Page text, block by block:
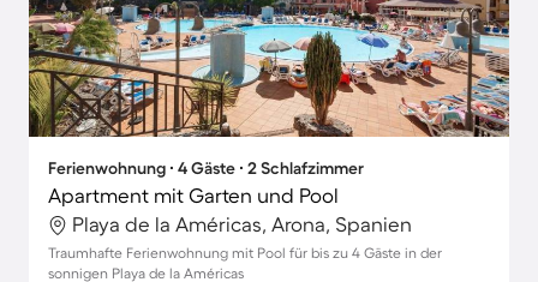
Ferienwohnung ∙ 4 Gäste ∙ 2 Schlafzimmer
Apartment mit Garten und Pool
Playa de la Américas, Arona, Spanien
Traumhafte Ferienwohnung mit Pool für bis zu 4 Gäste in der
sonnigen Playa de la Américas